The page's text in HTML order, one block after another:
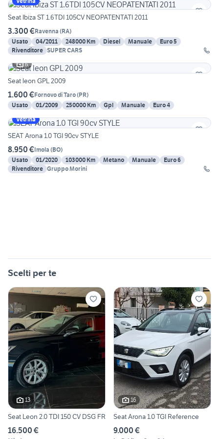
Seat Ibiza ST 1.6TDI 105CV NEOPATENTATI 2011
3.300 €Ravenna (RA)
Usato
04/2011 248000 Km Diesel Manuale
Euro 5
Rivenditore SUPER CARS
6
Seat leon GPL 2009
1.600 €Fornovo di Taro(PR)
Usato
01/2009 250000 Km Gpl Manuale
Euro 4
Vetrina
SEAT Arona 1.0 TGI 90cv STYLE
8.950 €Imola (BO)
Usato
01/2020 103000 Km Metano Manuale
Euro 6
Rivenditore Gruppo Morini
Scelti per te
13
Seat Leon 2.0 TDI 150 CV DSG FR
16.500 €
16
Seat Arona 1.0 TGI Reference
9.000 €